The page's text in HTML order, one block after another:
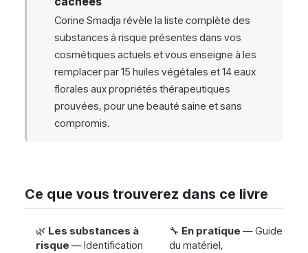
Corine Smadja révèle la liste complète des
substances à risque présentes dans vos
cosmétiques actuels et vous enseigne à les
remplacer par 15 huiles végétales et 14 eaux
florales aux propriétés thérapeutiques
prouvées, pour une beauté saine et sans
compromis.
Ce que vous trouverez dans ce livre
🌿 Les substances à
risque — Identification
🔧 En pratique — Guide
du matériel,